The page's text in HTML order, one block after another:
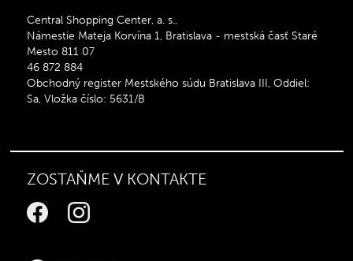
Central Shopping Center, a. s.,
Námestie Mateja Korvína 1, Bratislava - mestská časť Staré
Mesto 811 07
46 872 884
Obchodný register Mestského súdu Bratislava III, Oddiel:
Sa, Vložka číslo: 5631/B
ZOSTAŇME V KONTAKTE